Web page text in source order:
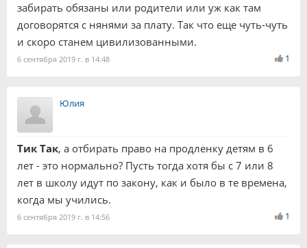
забирать обязаны или родители или уж как там
договорятся с нянями за плату. Так что еще чуть-чуть
и скоро станем цивилизованными.
6 сентября 2019 г. в 14:48 1
Юлия
Тик Так, а отбирать право на продленку детям в 6
лет - это нормально? Пусть тогда хотя бы с 7 или 8
лет в школу идут по закону, как и было в те времена,
когда мы учились.
6 сентября 2019 г. в 14:56 1